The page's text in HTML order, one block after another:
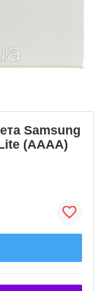
Samsung
(AAAA)